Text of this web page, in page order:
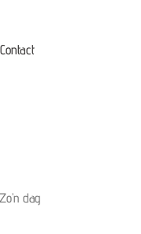
Contact
dag